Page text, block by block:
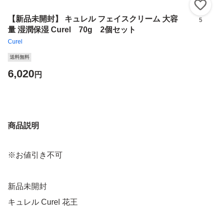
【新品未開封】 キュレル フェイスクリーム 大容
量 湿潤保湿 Curel 70g 2個セット
Curel
5
送料無料
6,020円
商品説明
※お値引き不可
新品未開封
キュレル Curel 花王